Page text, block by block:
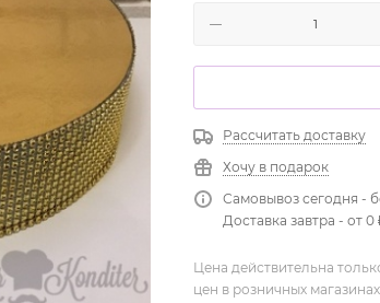
Рассчитать доставку
Хочу в подарок
Самовывоз сегодня -
Доставка завтра - от 0
Цена действительна
цен в розничных магазинах